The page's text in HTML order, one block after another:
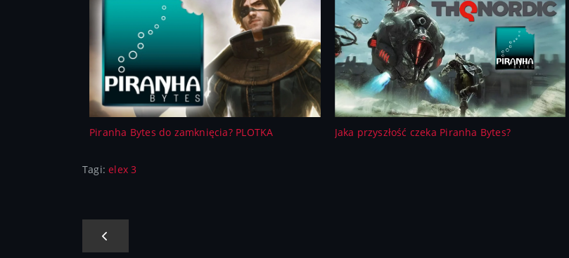
Piranha Bytes do zamknięcia? PLOTKA Jaka przyszłość czeka Piranha Bytes?
Tagi:elex 3